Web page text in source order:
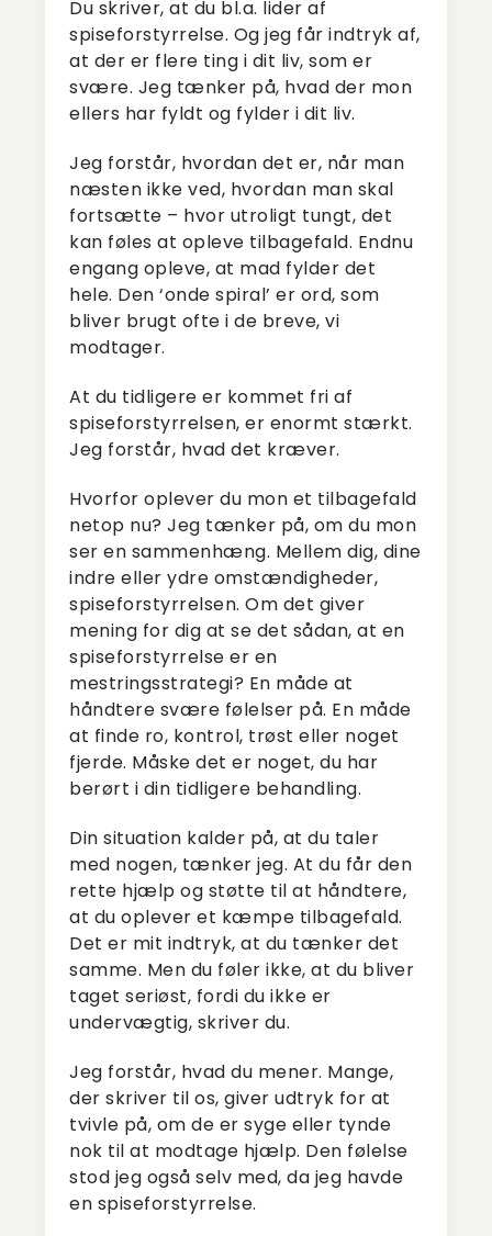
Du skriver, at du bl.a. lider af
spiseforstyrrelse. Og jeg får indtryk af,
at der er flere ting i dit liv, som er
svære. Jeg tænker på, hvad der mon
ellers har fyldt og fylder i dit liv.
Jeg forstår, hvordan det er, når man
næsten ikke ved, hvordan man skal
fortsætte – hvor utroligt tungt, det
kan føles at opleve tilbagefald. Endnu
engang opleve, at mad fylder det
hele. Den ‘onde spiral’ er ord, som
bliver brugt ofte i de breve, vi
modtager.
At du tidligere er kommet fri af
spiseforstyrrelsen, er enormt stærkt.
Jeg forstår, hvad det kræver.
Hvorfor oplever du mon et tilbagefald
netop nu? Jeg tænker på, om du mon
ser en sammenhæng. Mellem dig, dine
indre eller ydre omstændigheder,
spiseforstyrrelsen. Om det giver
mening for dig at se det sådan, at en
spiseforstyrrelse er en
mestringsstrategi? En måde at
håndtere svære følelser på. En måde
at finde ro, kontrol, trøst eller noget
fjerde. Måske det er noget, du har
berørt i din tidligere behandling.
Din situation kalder på, at du taler
med nogen, tænker jeg. At du får den
rette hjælp og støtte til at håndtere,
at du oplever et kæmpe tilbagefald.
Det er mit indtryk, at du tænker det
samme. Men du føler ikke, at du bliver
taget seriøst, fordi du ikke er
undervægtig, skriver du.
Jeg forstår, hvad du mener. Mange,
der skriver til os, giver udtryk for at
tvivle på, om de er syge eller tynde
nok til at modtage hjælp. Den følelse
stod jeg også selv med, da jeg havde
en spiseforstyrrelse.